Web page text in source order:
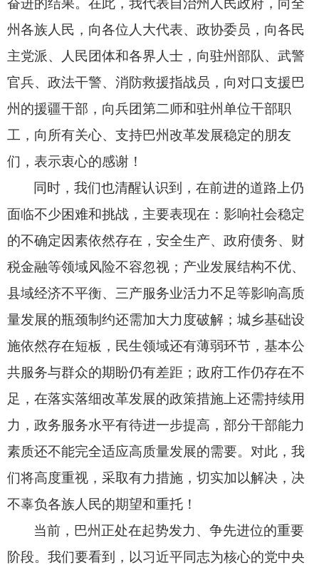
奋进的结果。 在此， 我代表自治州人民政府， 向全
州各族人民， 向各位人大代表、 政协委员， 向各民
主党派、
人民团体和各界人士， 向驻州部队、 武警
官兵、 政法干警、 消防救援指战员， 向对口支援巴
州的援疆干部， 向兵团第二师和驻州单位干部职
工， 向所有关心、 支持巴州改革发展稳定的朋友
们， 表示衷心的感谢！
同时，我们也清醒认识到，在前进的道路上仍
面临不少困难和挑战， 主要表现在：影响社会稳定
的不确定因素依然存在， 安全生产、 政府债务、 财
税金融等领域风险不容忽视； 产业发展结构不优、
县域经济不平衡、 三产服务业活力不足等影响高质
量发展的瓶颈制约还需加大力度破解； 城乡基础设
施依然存在短板， 民生领域还有薄弱环节， 基本公
共服务与群众的期盼仍有差距； 政府工作仍存在不
足， 在落实落细改革发展的政策措施上还需持续用
力， 政务服务水平有待进一步提高， 部分干部能力
素质还不能完全适应高质量发展的需要。 对此， 我
们将高度重视， 采取有力措施， 切实加以解决， 决
不辜负各族人民的期望和重托！
当前， 巴州正处在起势发力、争先进位的重要
阶段。 我们要看到， 以习近平同志为核心的党中央